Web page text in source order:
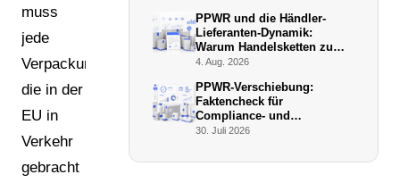
muss
jede
Verpackungsart,
die in der
EU in
Verkehr
gebracht
PPWR und die Händler-
Lieferanten-Dynamik:
Warum Handelsketten zu
De-facto-Vollstreckern
4. Aug. 2026
PPWR-Verschiebung:
Faktencheck für
Compliance- und
Verpackungsmanager (Juli
30. Juli 2026